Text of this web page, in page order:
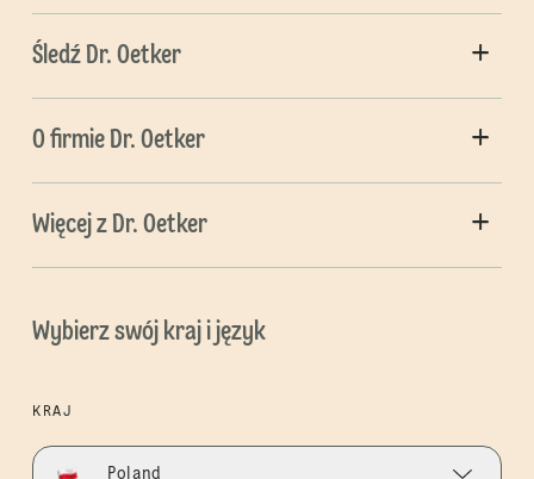
Śledź Dr. Oetker
O firmie Dr. Oetker
Więcej z Dr. Oetker
Wybierz swój kraj i język
KRAJ
Poland